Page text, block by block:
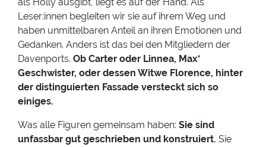
als Holly ausgibt, liegt es auf der Hand. Als
Leser:innen begleiten wir sie auf ihrem Weg und
haben unmittelbaren Anteil an ihren Emotionen und
Gedanken. Anders ist das bei den Mitgliedern der
Davenports. Ob Carter oder Linnea, Max‘
Geschwister, oder dessen Witwe Florence, hinter
der distinguierten Fassade versteckt sich so
einiges.
Was alle Figuren gemeinsam haben: Sie sind
unfassbar gut geschrieben und konstruiert. Sie